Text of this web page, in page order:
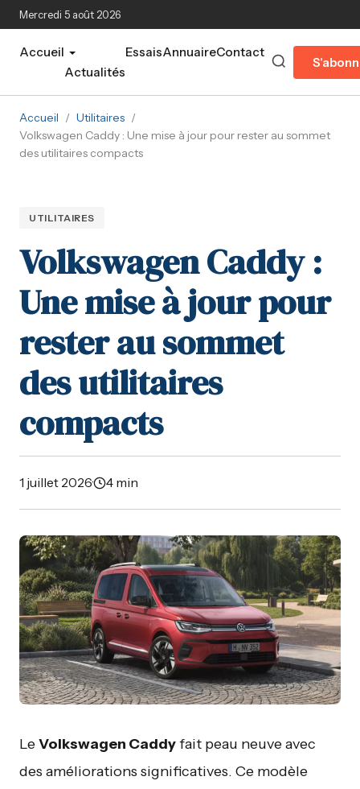
Aller au contenu principal
Mercredi 5 août 2026
Accueil
Actualités
EssaisAnnuaireContact
Accueil / Utilitaires /
Volkswagen Caddy : Une mise à jour pour rester au sommet
des utilitaires compacts
UTILITAIRES
Volkswagen Caddy :
Une mise à jour pour
rester au sommet
des utilitaires
compacts
1 juillet 2026· 4 min
LeVolkswagen Caddyfait peau neuve avec
des améliorations significatives. Ce modèle